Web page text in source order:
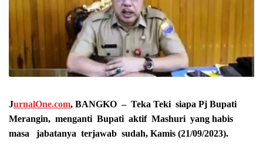
JurnalOne.com, BANGKO – Teka Teki siapa Pj Bupati
Merangin, menganti Bupati aktif Mashuri yang habis
masa jabatanya terjawab sudah, Kamis (21/09/2023).